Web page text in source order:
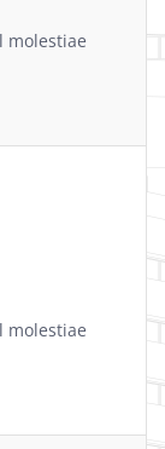
molestiae
molestiae